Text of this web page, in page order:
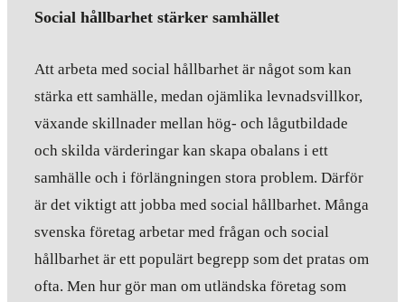
Social hållbarhet stärker samhället
Att arbeta med social hållbarhet är något som kan
stärka ett samhälle, medan ojämlika levnadsvillkor,
växande skillnader mellan hög- och lågutbildade
och skilda värderingar kan skapa obalans i ett
samhälle och i förlängningen stora problem. Därför
är det viktigt att jobba med social hållbarhet. Många
svenska företag arbetar med frågan och social
hållbarhet är ett populärt begrepp som det pratas om
ofta. Men hur gör man om utländska företag som